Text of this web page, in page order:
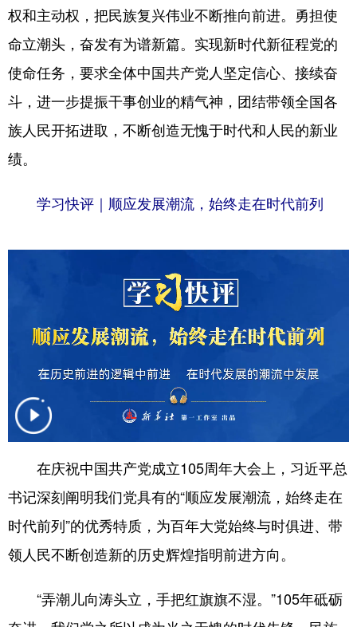
权和主动权，把民族复兴伟业不断推向前进。勇担使
命立潮头，奋发有为谱新篇。实现新时代新征程党的
使命任务，要求全体中国共产党人坚定信心、接续奋
斗，进一步提振干事创业的精气神，团结带领全国各
族人民开拓进取，不断创造无愧于时代和人民的新业
绩。
学习快评｜顺应发展潮流，始终走在时代前列
在庆祝中国共产党成立105周年大会上，习近平总
书记深刻阐明我们党具有的“顺应发展潮流，始终走在
时代前列”的优秀特质，为百年大党始终与时俱进、带
领人民不断创造新的历史辉煌指明前进方向。
“弄潮儿向涛头立，手把红旗旗不湿。”105年砥砺